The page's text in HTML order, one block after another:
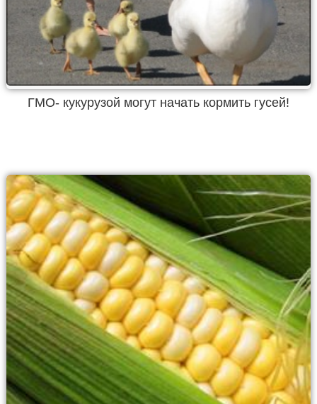
ГМО- кукурузой могут начать кормить гусей!